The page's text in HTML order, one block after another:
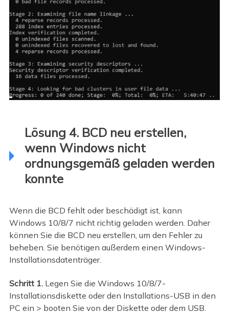
Lösung 4. BCD neu erstellen,
wenn Windows nicht
ordnungsgemäß geladen werden
konnte
Wenn die BCD fehlt oder beschädigt ist, kann
Windows 10/8/7 nicht richtig geladen werden. Daher
können Sie die BCD neu erstellen, um den Fehler zu
beheben. Sie benötigen außerdem einen Windows-
Installationsdatenträger.
Schritt 1.Legen Sie die Windows 10/8/7-
Installationsdiskette oder den Installations-USB in den
PC ein > booten Sie von der Diskette oder dem USB.